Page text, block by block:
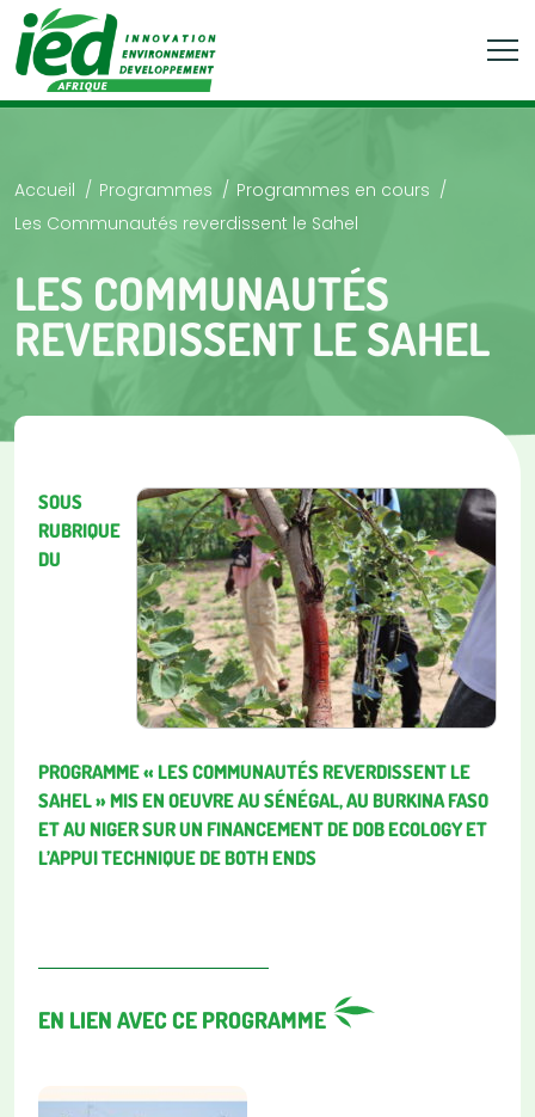
Accueil Programmes
Programmes en cours
Les Communautés reverdissent le Sahel
LES COMMUNAUTÉS
REVERDISSENT LE SAHEL
SOUS
RUBRIQUE
DU
PROGRAMME « LES COMMUNAUTÉS REVERDISSENT LE
SAHEL » MIS EN OEUVRE AU SÉNÉGAL, AU BURKINA FASO
ET AU NIGER SUR UN FINANCEMENT DE DOB ECOLOGY ET
L’APPUI TECHNIQUE DE BOTH ENDS
EN LIEN AVEC CE PROGRAMME